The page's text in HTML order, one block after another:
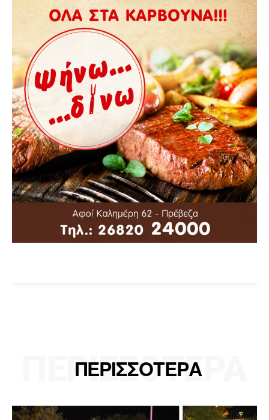
ΠΕΡΙΣΣΟΤΕΡΑ
ΠΕΡΙΣΣΟΤΕΡΑ